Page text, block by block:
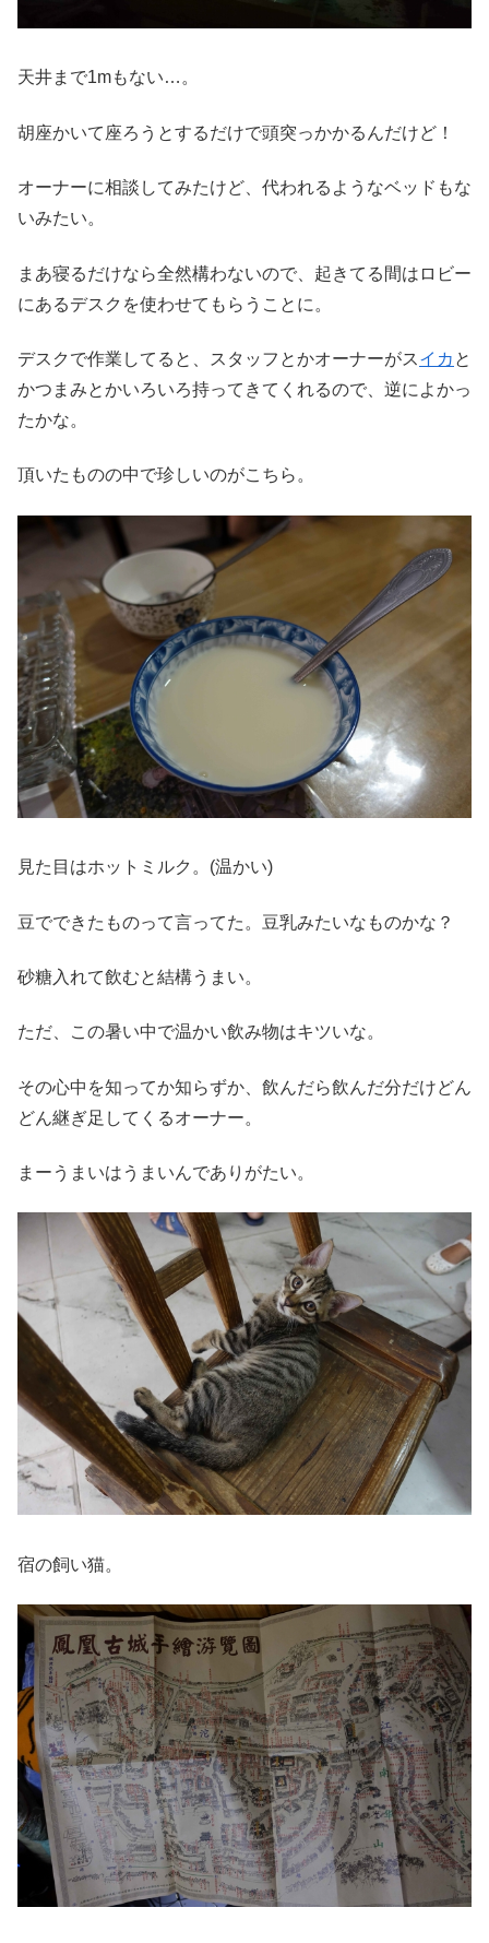
天井まで1mもない…。
胡座かいて座ろうとするだけで頭突っかかるんだけど！
オーナーに相談してみたけど、代われるようなベッドもな
いみたい。
まあ寝るだけなら全然構わないので、起きてる間はロビー
にあるデスクを使わせてもらうことに。
デスクで作業してると、スタッフとかオーナーがスイカ と
かつまみとかいろいろ持ってきてくれるので、逆によかっ
たかな。
頂いたものの中で珍しいのがこちら。
見た目はホットミルク。(温かい)
豆でできたものって言ってた。豆乳みたいなものかな？
砂糖入れて飲むと結構うまい。
ただ、この暑い中で温かい飲み物はキツいな。
その心中を知ってか知らずか、飲んだら飲んだ分だけどん
どん継ぎ足してくるオーナー。
まーうまいはうまいんでありがたい。
宿の飼い猫。